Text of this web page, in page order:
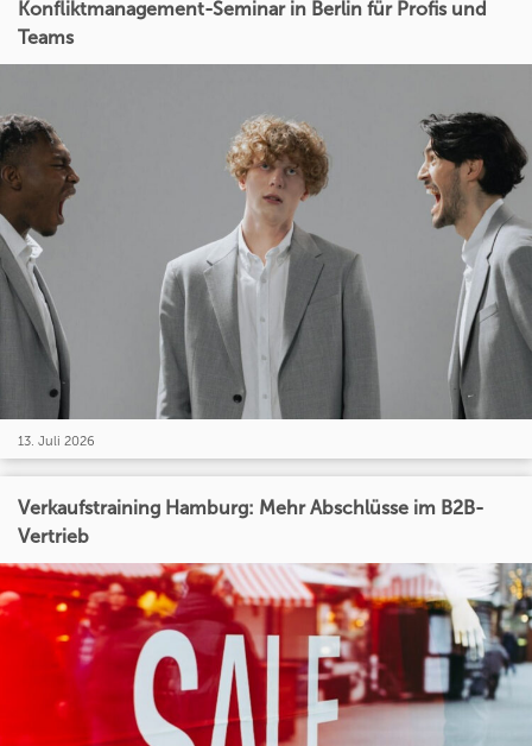
Konfliktmanagement-Seminar in Berlin für Profis und
Teams
13. Juli 2026
Verkaufstraining Hamburg: Mehr Abschlüsse im B2B-
Vertrieb